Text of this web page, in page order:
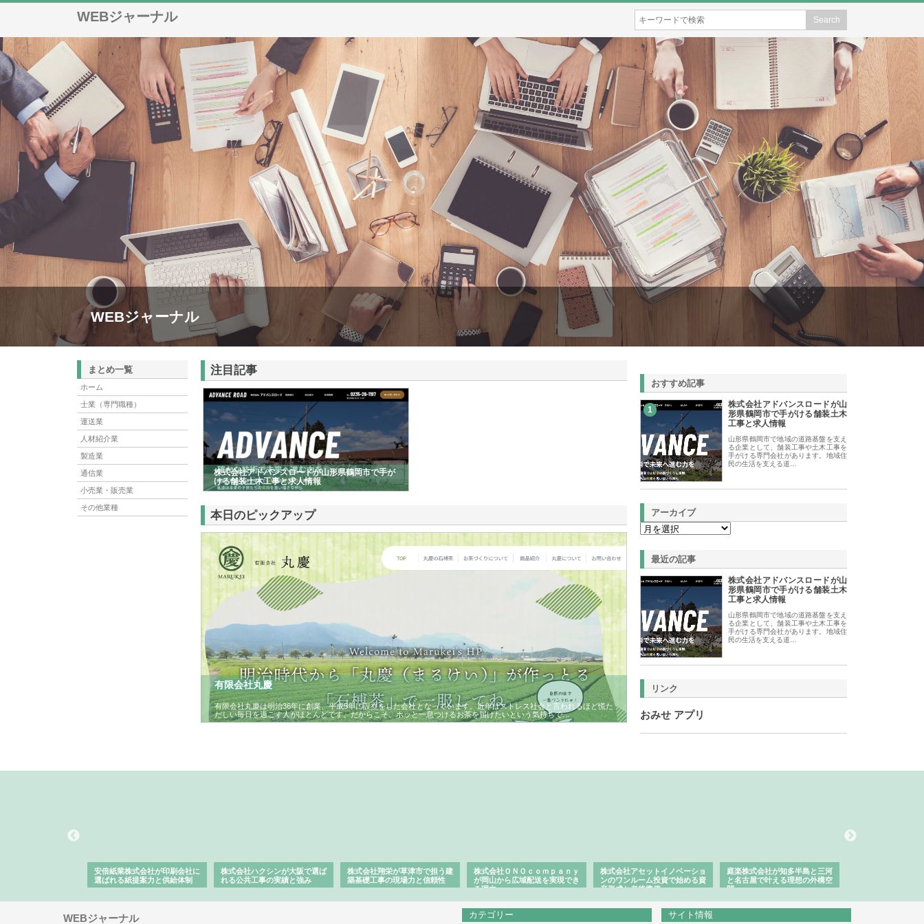
WEBジャーナル
WEBジャーナル
まとめ一覧
ホーム
士業（専門職種）
運送業
人材紹介業
製造業
通信業
小売業・販売業
その他業種
注目記事
株式会社アドバンスロードが山形県鶴岡市で手が
ける舗装土木工事と求人情報
本日のピックアップ
有限会社丸慶
有限会社丸慶は明治36年に創業、平成5年に設立をした会社となっています。近年はストレス社会と言われるほど慌た
だしい毎日を過ごす人がほとんどです。だからこそ、ホッと一息つけるお茶を届けたいという気持ちで…
おすすめ記事
1
株式会社アドバンスロードが山
形県鶴岡市で手がける舗装土木
工事と求人情報
山形県鶴岡市で地域の道路基盤を支え
る企業として、舗装工事や土木工事を
手がける専門会社があります。地域住
民の生活を支える道…
アーカイブ
最近の記事
株式会社アドバンスロードが山
形県鶴岡市で手がける舗装土木
工事と求人情報
山形県鶴岡市で地域の道路基盤を支え
る企業として、舗装工事や土木工事を
手がける専門会社があります。地域住
民の生活を支える道…
リンク
おみせ アプリ
安倍紙業株式会社が印刷会社に
選ばれる紙提案力と供給体制
株式会社ハクシンが大阪で選ば
れる公共工事の実績と強み
株式会社翔栄が草津市で担う建
築基礎工事の現場力と信頼性
株式会社ＯＮＯｃｏｍｐａｎｙ
が岡山から広域配送を実現でき
る理由
株式会社アセットイノベーショ
ンのワンルーム投資で始める資
産形成と老後準備
庭楽株式会社が知多半島と三河
と名古屋で叶える理想の外構空
間
WEBジャーナル カテゴリー サイト情報